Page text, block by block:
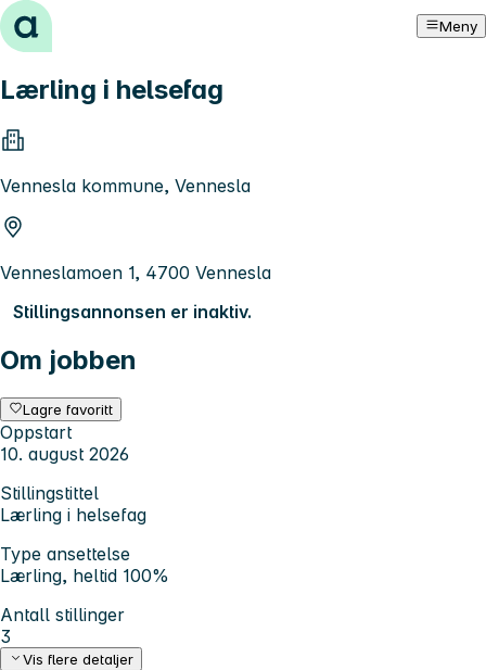
Hopp til innhold Meny
Lærling i helsefag
Vennesla kommune, Vennesla
Venneslamoen 1, 4700 Vennesla
Stillingsannonsen er inaktiv.
Om jobben
Lagre favoritt
Oppstart
10. august 2026
Stillingstittel
Lærling i helsefag
Type ansettelse
Lærling, heltid 100%
Antall stillinger
3
Vis flere detaljer